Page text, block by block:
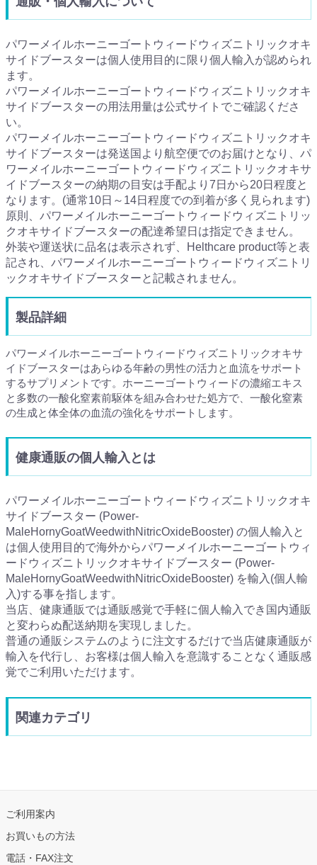
パワーメイルホーニーゴートウィードウィズニトリックオキ
サイドブースターは個人使用目的に限り個人輸入が認められ
ます。
パワーメイルホーニーゴートウィードウィズニトリックオキ
サイドブースターの用法用量は公式サイトでご確認くださ
い。
パワーメイルホーニーゴートウィードウィズニトリックオキ
サイドブースターは発送国より航空便でのお届けとなり、パ
ワーメイルホーニーゴートウィードウィズニトリックオキサ
イドブースターの納期の目安は手配より7日から20日程度と
なります。(通常10日～14日程度での到着が多く見られます)
原則、パワーメイルホーニーゴートウィードウィズニトリッ
クオキサイドブースターの配達希望日は指定できません。
外装や運送状に品名は表示されず、Helthcare product等と表
記され、パワーメイルホーニーゴートウィードウィズニトリ
ックオキサイドブースターと記載されません。
製品詳細
パワーメイルホーニーゴートウィードウィズニトリックオキサ
イドブースターはあらゆる年齢の男性の活力と血流をサポート
するサプリメントです。ホーニーゴートウィードの濃縮エキス
と多数の一酸化窒素前駆体を組み合わせた処方で、一酸化窒素
の生成と体全体の血流の強化をサポートします。
健康通販の個人輸入とは
パワーメイルホーニーゴートウィードウィズニトリックオキ
サイドブースター (Power-
MaleHornyGoatWeedwithNitricOxideBooster) の個人輸入と
は個人使用目的で海外からパワーメイルホーニーゴートウィ
ードウィズニトリックオキサイドブースター (Power-
MaleHornyGoatWeedwithNitricOxideBooster) を輸入(個人輸
入)する事を指します。
当店、健康通販では通販感覚で手軽に個人輸入でき国内通販
と変わらぬ配送納期を実現しました。
普通の通販システムのように注文するだけで当店健康通販が
輸入を代行し、お客様は個人輸入を意識することなく通販感
覚でご利用いただけます。
関連カテゴリ
ご利用案内
お買いもの方法
電話・FAX注文